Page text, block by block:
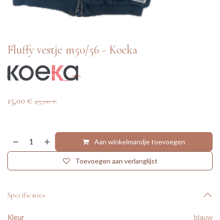
Fluffy vestje m50/56 - Koeka
15,00 € 45,00€
Aan winkelmandje toevoegen
Toevoegen aan verlanglijst
Specificaties
Kleur blauw